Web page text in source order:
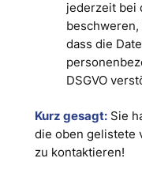
jederzeit bei
dass die
DSGVO
Kurz gesagt: Sie
die oben gelistete
zu kontaktieren!